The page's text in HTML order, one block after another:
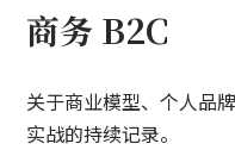
商务 B2C
关于商业模型、个人品
实战的持续记录。